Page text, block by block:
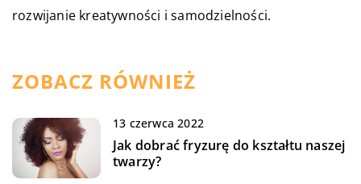
rozwijanie kreatywności i samodzielności.
ZOBACZ RÓWNIEŻ
13 czerwca 2022
Jak dobrać fryzurę do kształtu naszej
twarzy?